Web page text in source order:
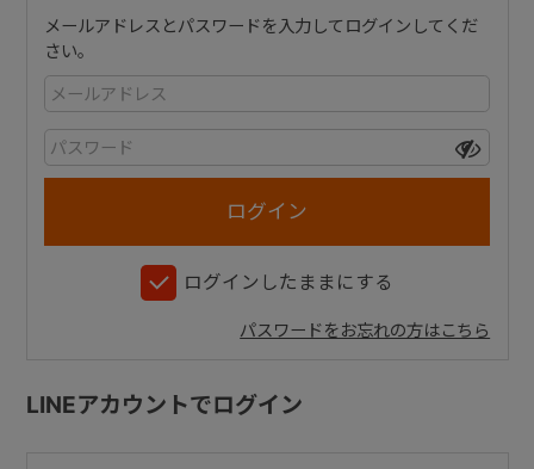
メールアドレスとパスワードを入力してログインしてくだ
さい。
ログインしたままにする
パスワードをお忘れの方はこちら
LINEアカウントでログイン